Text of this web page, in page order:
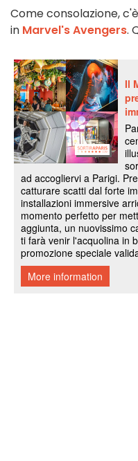
Come consolazione,
in Marvel's Avengers.